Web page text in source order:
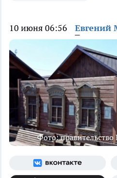
10 июня 06:56 Евгений
Фото: